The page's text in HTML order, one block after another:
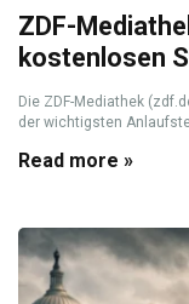
ZDF-
kostenlosen
Die ZDF-Mediathek
der wichtigsten
Read more »